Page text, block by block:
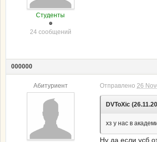
Студенты
24 сообщений
000000
Абитуриент Отправлено 26
DVToXic
хз у нас в
Ну да если усб